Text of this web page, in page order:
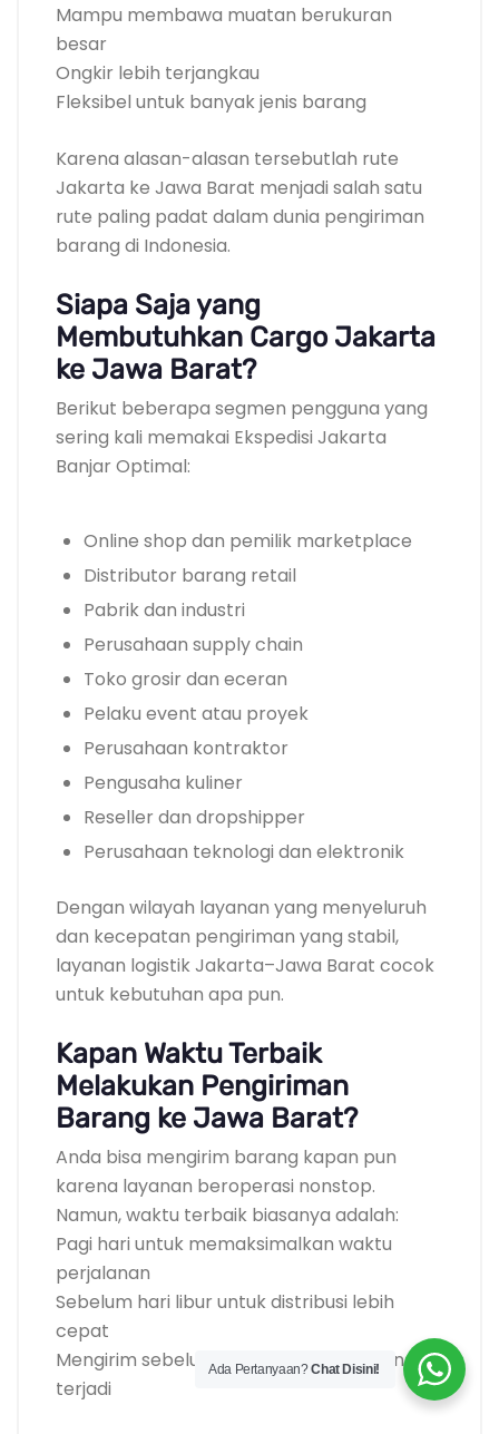
Mampu membawa muatan berukuran
besar
Ongkir lebih terjangkau
Fleksibel untuk banyak jenis barang
Karena alasan-alasan tersebutlah rute
Jakarta ke Jawa Barat menjadi salah satu
rute paling padat dalam dunia pengiriman
barang di Indonesia.
Siapa Saja yang
Membutuhkan Cargo Jakarta
ke Jawa Barat?
Berikut beberapa segmen pengguna yang
sering kali memakai Ekspedisi Jakarta
Banjar Optimal:
Online shop dan pemilik marketplace
Distributor barang retail
Pabrik dan industri
Perusahaan supply chain
Toko grosir dan eceran
Pelaku event atau proyek
Perusahaan kontraktor
Pengusaha kuliner
Reseller dan dropshipper
Perusahaan teknologi dan elektronik
Dengan wilayah layanan yang menyeluruh
dan kecepatan pengiriman yang stabil,
layanan logistik Jakarta–Jawa Barat cocok
untuk kebutuhan apa pun.
Kapan Waktu Terbaik
Melakukan Pengiriman
Barang ke Jawa Barat?
Anda bisa mengirim barang kapan pun
karena layanan beroperasi nonstop.
Namun, waktu terbaik biasanya adalah:
Pagi hari untuk memaksimalkan waktu
perjalanan
Sebelum hari libur untuk distribusi lebih
cepat
Mengirim sebelum lonjakan permintaan
terjadi
Ada Pertanyaan?Chat Disini!